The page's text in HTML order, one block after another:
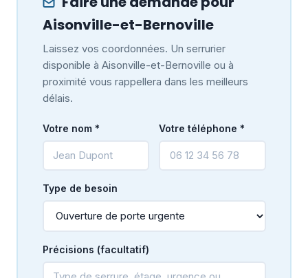
Aisonville-et-Bernoville
Laissez vos coordonnées. Un serrurier
disponible à Aisonville-et-Bernoville ou à
proximité vous rappellera dans les meilleurs
délais.
Votre nom * Votre téléphone *
Type de besoin
Précisions (facultatif)